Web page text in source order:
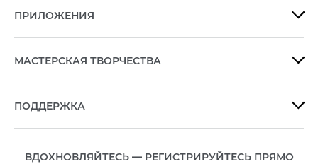
ПРИЛОЖЕНИЯ 
МАСТЕРСКАЯ ТВОРЧЕСТВА 
ПОДДЕРЖКА 
ВДОХНОВЛЯЙТЕСЬ — РЕГИСТРИРУЙТЕСЬ ПРЯМО